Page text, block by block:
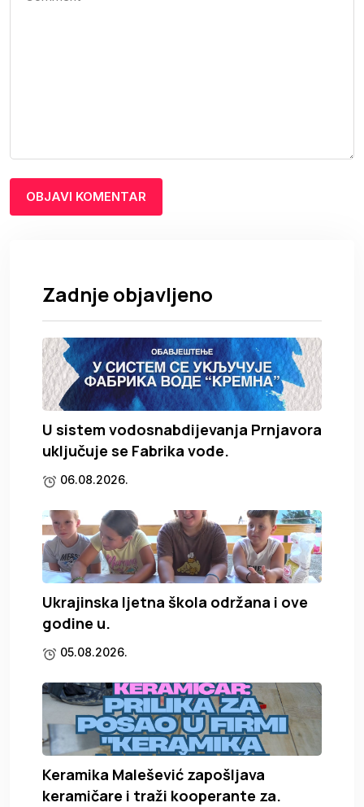
Zadnje objavljeno
U sistem vodosnabdijevanja Prnjavora
uključuje se Fabrika vode.
06.08.2026.
Ukrajinska ljetna škola održana i ove
godine u.
05.08.2026.
Keramika Malešević zapošljava
keramičare i traži kooperante za.